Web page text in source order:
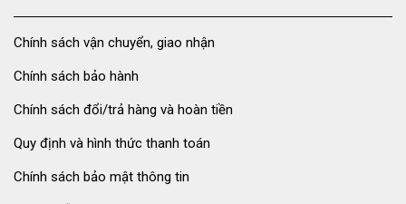
Chính sách vận chuyển, giao nhận
Chính sách bảo hành
Chính sách đổi/trả hàng và hoàn tiền
Quy định và hình thức thanh toán
Chính sách bảo mật thông tin